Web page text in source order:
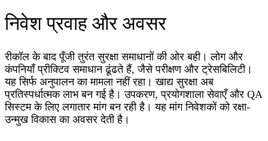
निवेश प्रवाह और अवसर
रीकॉल के बाद पूँजी तुरंत सुरक्षा समाधानों की ओर बही। लोग और
कंपनियाँ प्रीक्टिव समाधान ढूंढते हैं, जैसे परीक्षण और ट्रेसबिलिटी।
यह सिर्फ अनुपालन का मामला नहीं रहा। खाद्य सुरक्षा अब
प्रतिस्पर्धात्मक लाभ बन गई है। उपकरण, प्रयोगशाला सेवाएँ और QA
सिस्टम के लिए लगातार मांग बन रही है। यह मांग निवेशकों को रक्षा-
उन्मुख विकास का अवसर देती है।